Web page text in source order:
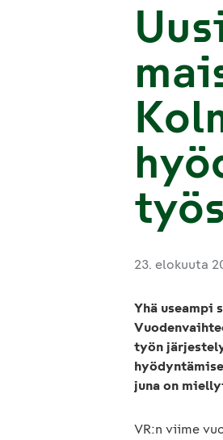
23. elokuuta
Yhä useampi
työn
juna on
VR:n viime